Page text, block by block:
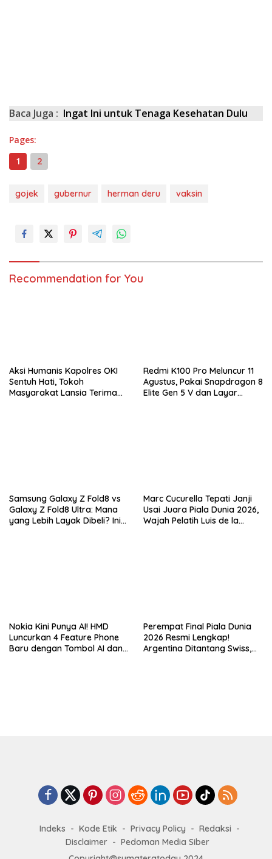
Baca Juga : Ingat Ini untuk Tenaga Kesehatan Dulu
Pages:
1
2
gojek gubernur herman deru vaksin
Recommendation for You
Aksi Humanis Kapolres OKI
Sentuh Hati, Tokoh
Masyarakat Lansia Terima
Redmi K100 Pro Meluncur 11
Agustus, Pakai Snapdragon 8
Elite Gen 5 V dan Layar
Samsung Galaxy Z Fold8 vs
Galaxy Z Fold8 Ultra: Mana
yang Lebih Layak Dibeli? Ini
Marc Cucurella Tepati Janji
Usai Juara Piala Dunia 2026,
Wajah Pelatih Luis de la
Nokia Kini Punya AI! HMD
Luncurkan 4 Feature Phone
Baru dengan Tombol AI dan
Perempat Final Piala Dunia
2026 Resmi Lengkap!
Argentina Ditantang Swiss,
Indeks Kode Etik Privacy Policy
Redaksi
Disclaimer
Pedoman Media Siber